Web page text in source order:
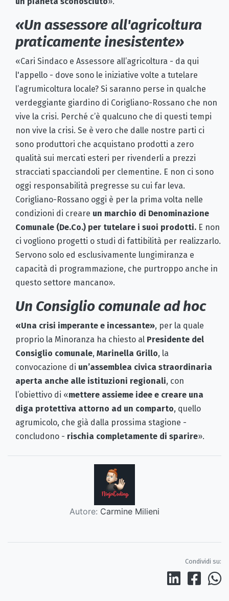
«Un assessore all'agricoltura
praticamente inesistente»
«Cari Sindaco e Assessore all’agricoltura - da qui
l'appello - dove sono le iniziative volte a tutelare
l’agrumicoltura locale? Si saranno perse in qualche
verdeggiante giardino di Corigliano-Rossano che non
vive la crisi. Perché c’è qualcuno che di questi tempi
non vive la crisi. Se è vero che dalle nostre parti ci
sono produttori che acquistano prodotti a zero
qualità sui mercati esteri per rivenderli a prezzi
stracciati spacciandoli per clementine. E non ci sono
oggi responsabilità pregresse su cui far leva.
Corigliano-Rossano oggi è per la prima volta nelle
condizioni di creare un marchio di Denominazione
Comunale (De.Co.) per tutelare i suoi prodotti. E non
ci vogliono progetti o studi di fattibilità per realizzarlo.
Servono solo ed esclusivamente lungimiranza e
capacità di programmazione, che purtroppo anche in
questo settore mancano».
Un Consiglio comunale ad hoc
«Una crisi imperante e incessante», per la quale
proprio la Minoranza ha chiesto al Presidente del
Consiglio comunale, Marinella Grillo, la
convocazione di un’assemblea civica straordinaria
aperta anche alle istituzioni regionali, con
l’obiettivo di «mettere assieme idee e creare una
diga protettiva attorno ad un comparto, quello
agrumicolo, che già dalla prossima stagione -
concludono - rischia completamente di sparire».
Autore: Carmine Milieni
Condividi su: